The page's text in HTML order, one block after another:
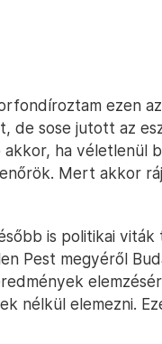
ezen
de sose jutott az
ha véletlenül
Mert akkor
is politikai viták
Pest megyéről
nélkül elemezni.